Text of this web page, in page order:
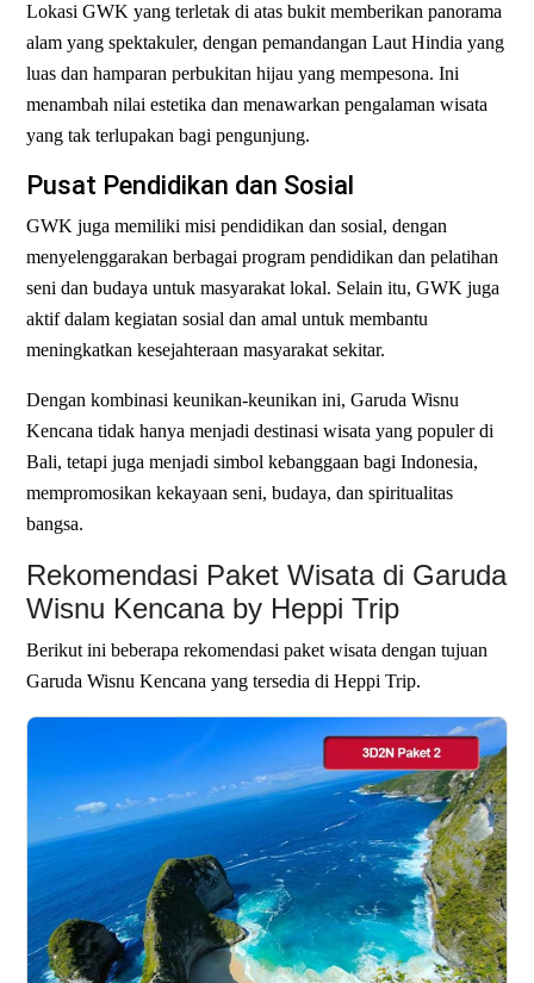
Lokasi GWK yang terletak di atas bukit memberikan panorama
alam yang spektakuler, dengan pemandangan Laut Hindia yang
luas dan hamparan perbukitan hijau yang mempesona. Ini
menambah nilai estetika dan menawarkan pengalaman wisata
yang tak terlupakan bagi pengunjung.
Pusat Pendidikan dan Sosial
GWK juga memiliki misi pendidikan dan sosial, dengan
menyelenggarakan berbagai program pendidikan dan pelatihan
seni dan budaya untuk masyarakat lokal. Selain itu, GWK juga
aktif dalam kegiatan sosial dan amal untuk membantu
meningkatkan kesejahteraan masyarakat sekitar.
Dengan kombinasi keunikan-keunikan ini, Garuda Wisnu
Kencana tidak hanya menjadi destinasi wisata yang populer di
Bali, tetapi juga menjadi simbol kebanggaan bagi Indonesia,
mempromosikan kekayaan seni, budaya, dan spiritualitas
bangsa.
Rekomendasi Paket Wisata di Garuda
Wisnu Kencana by Heppi Trip
Berikut ini beberapa rekomendasi paket wisata dengan tujuan
Garuda Wisnu Kencana yang tersedia di Heppi Trip.